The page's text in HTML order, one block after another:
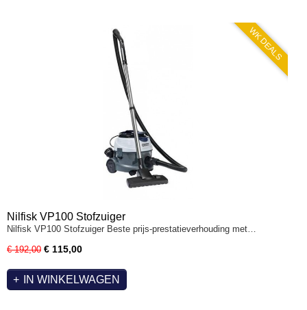
WK DEALS
Nilfisk VP100 Stofzuiger
Nilfisk VP100 Stofzuiger Beste prijs-prestatieverhouding met…
€ 192,00 € 115,00
IN WINKELWAGEN